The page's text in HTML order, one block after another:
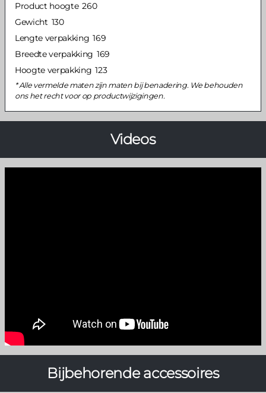
Product hoogte 260
Gewicht 130
Lengte verpakking 169
Breedte verpakking 169
Hoogte verpakking 123
Alle vermelde maten zijn maten bij benadering. We behouden
ons het recht voor op productwijzigingen.
Videos
Bijbehorende accessoires